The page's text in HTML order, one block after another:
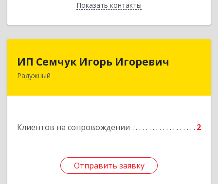
Показать контакты
Назад
ИП Семчук Игорь Игоревич
Радужный
Клиентов на сопровождении 2
Отправить заявку
628464, ХМАО-Югра, г. Радужный, 1 мкн.,
Отправить заявку